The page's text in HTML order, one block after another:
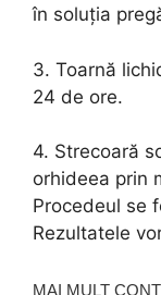
în soluția
3. Toarnă
24 de ore.
4. Strecoară
orhideea prin
Procedeul se
Rezultatele